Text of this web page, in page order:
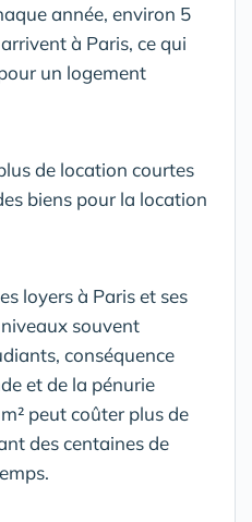
année, environ 5
à Paris, ce qui
un logement
de location courtes
biens pour la location
loyers à Paris et ses
souvent
conséquence
et de la pénurie
peut coûter plus de
des centaines de